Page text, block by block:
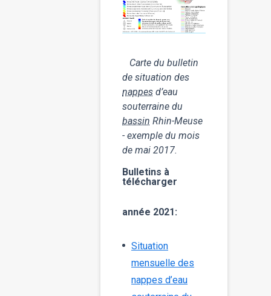
Carte du bulletin
de situation des
nappes d’eau
souterraine du
bassin Rhin-Meuse
- exemple du mois
de mai 2017.
Bulletins à
télécharger
année 2021:
Situation
mensuelle des
nappes d’eau